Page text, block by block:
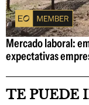
Mercado laboral:
expectativas
TE PUEDE